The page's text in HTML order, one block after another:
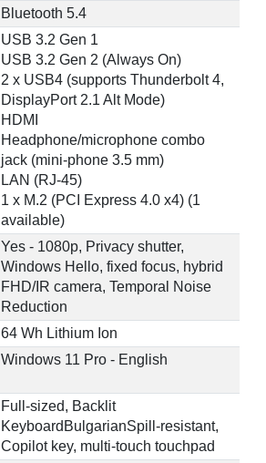
Bluetooth 5.4
USB 3.2 Gen 1
USB 3.2 Gen 2 (Always On)
2 x USB4 (supports Thunderbolt 4,
DisplayPort 2.1 Alt Mode)
HDMI
Headphone/microphone combo
jack (mini-phone 3.5 mm)
LAN (RJ-45)
1 x M.2 (PCI Express 4.0 x4) (1
available)
Yes - 1080p, Privacy shutter,
Windows Hello, fixed focus, hybrid
FHD/IR camera, Temporal Noise
Reduction
64 Wh Lithium Ion
Windows 11 Pro - English
Full-sized, Backlit
KeyboardBulgarianSpill-resistant,
Copilot key, multi-touch touchpad